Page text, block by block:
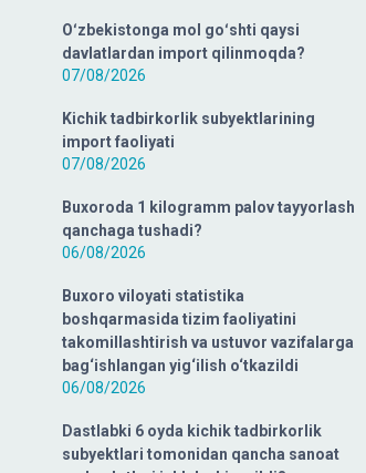
Oʻzbekistonga mol goʻshti qaysi
davlatlardan import qilinmoqda?
07/08/2026
Kichik tadbirkorlik subyektlarining
import faoliyati
07/08/2026
Buxoroda 1 kilogramm palov tayyorlash
qanchaga tushadi?
06/08/2026
Buxoro viloyati statistika
boshqarmasida tizim faoliyatini
takomillashtirish va ustuvor vazifalarga
bag‘ishlangan yig‘ilish o‘tkazildi
06/08/2026
Dastlabki 6 oyda kichik tadbirkorlik
subyektlari tomonidan qancha sanoat